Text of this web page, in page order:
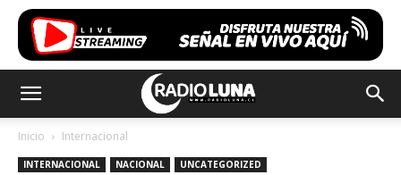
Inicio Internacional
INTERNACIONAL NACIONAL UNCATEGORIZED